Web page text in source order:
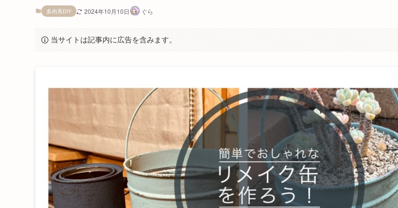
多肉系DIY 2024年10月10日 ぐら
当サイトは記事内に広告を含みます。